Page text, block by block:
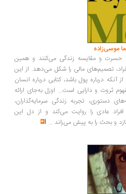
و مقایسه زندگی می‌کنند و همین
مالی را شکل می‌دهد. از این
پول باشد، کتابی درباره انسان
و دارایی است... اوزل به‌جای ارائه
تجربه زندگی سرمایه‌گذاران،
عادی را روایت می‌کند و از دل این
را به پیش می‌راند ...